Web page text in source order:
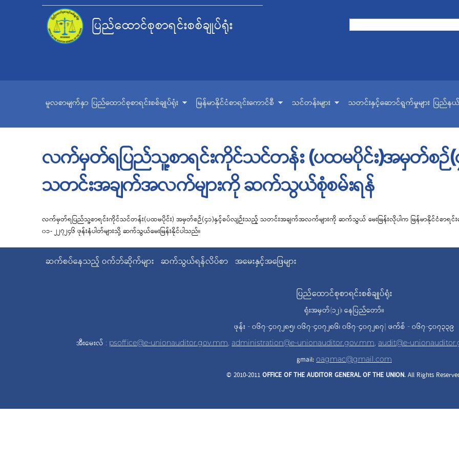
ပြည်ထောင်စုစာရင်းစစ်ချုပ်ရုံး Search form
မူလစာမျက်နှာ ပြည်ထောင်စုစာရင်းစစ်ချုပ်ရုံး မြန်မာနိုင်ငံစာရင်းကောင်စီ သင်တန်းများ သတင်းနှင့်ဆောင်ရွက်မှုများ ပြည်န
လက်မှတ်ရပြည်သူ့စာရင်းကိုင်သင်တန်း (ပထမပိုင်း)အမှတ်စဉ်(
သတင်းအချက်အလက်များကို ဆက်သွယ်စုံစမ်းရန်
လက်မှတ်ရပြည်သူ့စာရင်းကိုင်သင်တန်း(ပထမပိုင်း) အမှတ်စဉ်(၄၁)နှင့်စပ်လျဉ်းသည့် သတင်းအချက်အလက်များကို ဆက်သွယ် မေးမြန်းလိုပါက မြန်မာနိုင်ငံစာရင်းကော
၀၁- ၂၂၇၂၄၆ ဖုန်းနံပါတ်များသို့ ဆက်သွယ်မေးမြန်းနိုင်ပါသည်။
ဆက်စပ်နေသည့် ဝက်ဘ်ဆိုက်များ ဆက်သွယ်ရန်လိပ်စာ အမေးနှင့်အဖြေများ
ပြည်ထောင်စုစာရင်းစစ်ချုပ်ရုံး
ရုံးအမှတ်(၁၂)၊ နေပြည်တော်။
ဖုန်း - ၀၆၇-၄၀၇၂၈၅၊ ၀၆၇-၄၀၇၂၈၆၊ ၀၆၇-၄၀၇၂၈၇| ဖက်စ် - ၀၆၇-၄၀၇၃၃၉
အီးမေးလ် : psoffice@e-unionauditor.gov.mm, administration@e-unionauditor.gov.mm, audit@e-
gmail: oagmac@gmail.com
© 2010-2011OFFICE OF THE AUDITOR GENERAL OF THE UNION. All Rights